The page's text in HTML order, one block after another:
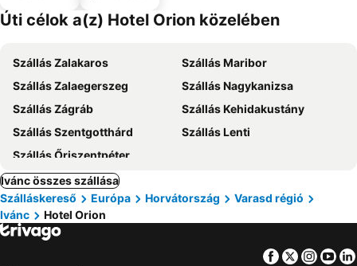
Úti célok a(z) Hotel Orion közelében
Szállás Zalakaros
Szállás Maribor
Szállás Zalaegerszeg
Szállás Nagykanizsa
Szállás Zágráb
Szállás Kehidakustány
Szállás Szentgotthárd
Szállás Lenti
Szállás Őriszentpéter
Ivánc összes szállása
Szálláskereső
Európa Horvátország
Varasd régió
Ivánc
Hotel Orion
Facebook
Twitter